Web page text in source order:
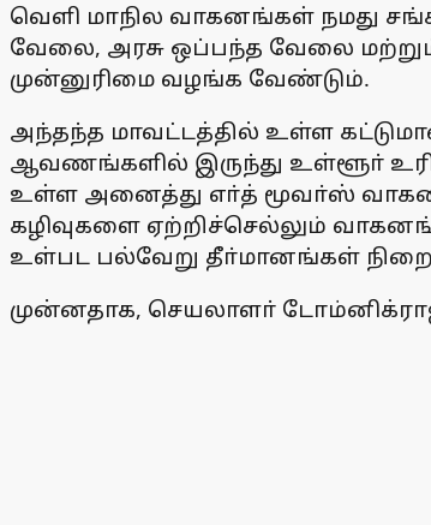
வெளி மாநில வாகனங்கள் நமது
வேலை, அரசு ஒப்பந்த வேலை
முன்னுரிமை வழங்க வேண்டும்.
அந்தந்த மாவட்டத்தில் உள்ள
ஆவணங்களில் இருந்து உள்ளூா்
உள்ள அனைத்து எா்த் மூவா்ஸ்
கழிவுகளை ஏற்றிச்செல்லும்
உள்பட பல்வேறு தீா்மானங்கள்
முன்னதாக, செயலாளா்